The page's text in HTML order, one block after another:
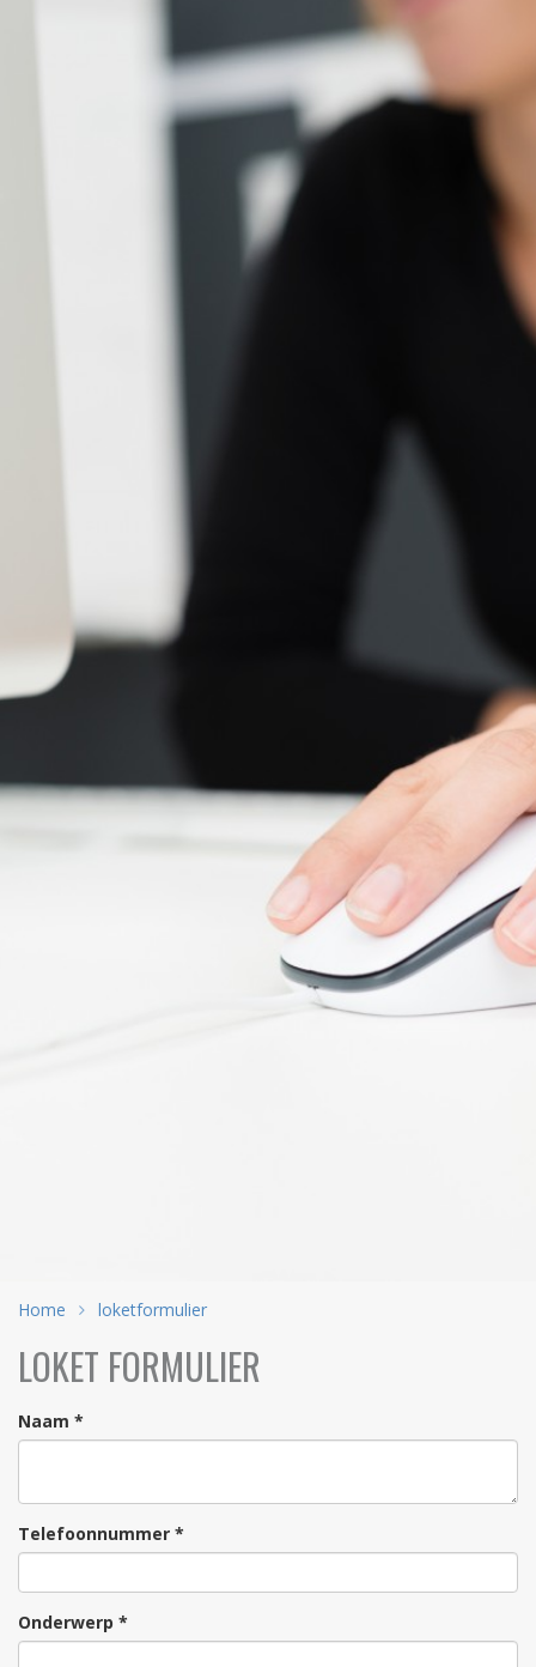
Home loketformulier
LOKET FORMULIER
Naam *
Telefoonnummer *
Onderwerp *